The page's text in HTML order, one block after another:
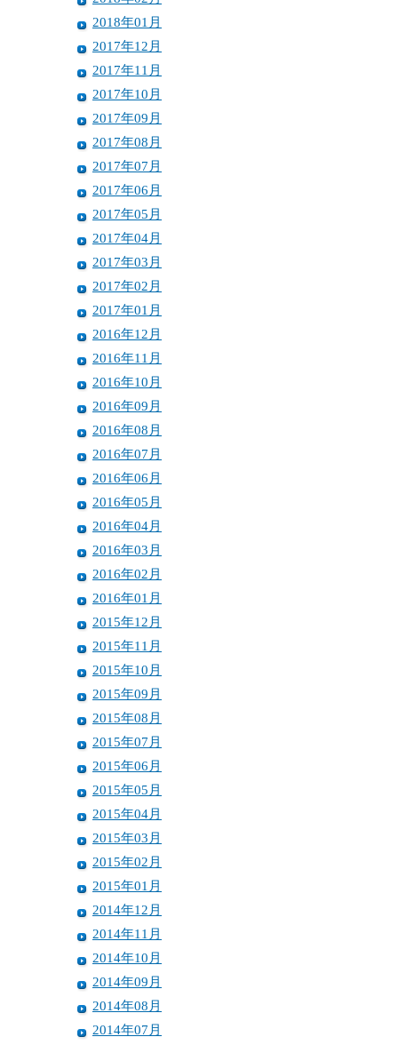
2018年01月
2017年12月
2017年11月
2017年10月
2017年09月
2017年08月
2017年07月
2017年06月
2017年05月
2017年04月
2017年03月
2017年02月
2017年01月
2016年12月
2016年11月
2016年10月
2016年09月
2016年08月
2016年07月
2016年06月
2016年05月
2016年04月
2016年03月
2016年02月
2016年01月
2015年12月
2015年11月
2015年10月
2015年09月
2015年08月
2015年07月
2015年06月
2015年05月
2015年04月
2015年03月
2015年02月
2015年01月
2014年12月
2014年11月
2014年10月
2014年09月
2014年08月
2014年07月